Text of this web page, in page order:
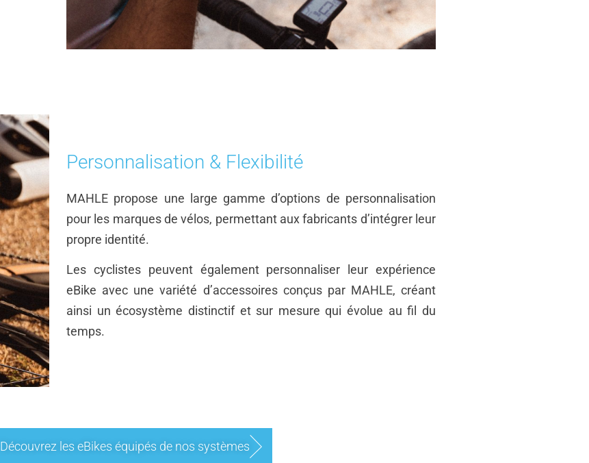
Personnalisation & Flexibilité
MAHLE propose une large gamme d’options de personnalisation
pour les marques de vélos, permettant aux fabricants d’intégrer leur
propre identité.
Les cyclistes peuvent également personnaliser leur expérience
eBike avec une variété d’accessoires conçus par MAHLE, créant
ainsi un écosystème distinctif et sur mesure qui évolue au fil du
temps.
Découvrez les eBikes équipés de nos systèmes